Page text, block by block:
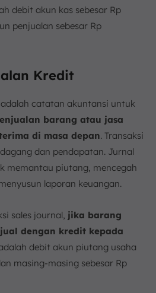
debit akun kas sebesar Rp
penjualan sebesar Rp
Kredit
catatan akuntansi untuk
barang atau jasa
di masa depan. Transaksi
dan pendapatan. Jurnal
memantau piutang, mencegah
laporan keuangan.
sales journal, jika barang
dengan kredit kepada
debit akun piutang usaha
masing-masing sebesar Rp